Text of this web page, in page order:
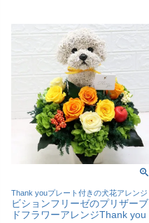
Thank youプレート付きの犬花アレンジ
ビションフリーゼのプリザーブ
ドフラワーアレンジThank you